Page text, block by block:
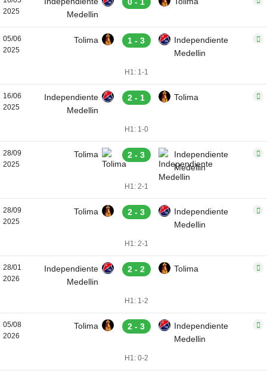
2025
Medellin
05/06
2025
Tolima 1 - 3
Independiente
Medellin
H1: 1-1
16/06
2025
Independiente
Medellin
2 - 1 Tolima
H1: 1-0
28/09
2025
Tolima 2 - 3
Independiente
Medellin
H1: 2-1
28/09
2025
Tolima 2 - 3
Independiente
Medellin
H1: 2-1
28/01
2026
Independiente
Medellin
2 - 2 Tolima
H1: 1-2
05/08
2026
Tolima 2 - 3
Independiente
Medellin
H1: 0-2